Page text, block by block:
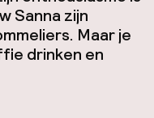
Sanna zijn
Maar je
drinken en